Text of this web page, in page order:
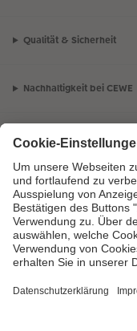
Qualität & Sicherheit
Nachhaltigkeit bei CEWE
Mein Fotoservice
Informationen
Sortiment